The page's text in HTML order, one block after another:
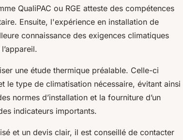
QualiPAC ou RGE atteste des compétences
Ensuite, l'expérience en installation de
connaissance des exigences climatiques
une étude thermique préalable. Celle-ci
le type de climatisation nécessaire, évitant ainsi
normes d’installation et la fourniture d’un
indicateurs importants.
et un devis clair, il est conseillé de contacter